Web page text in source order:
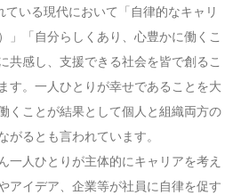
いる現代において「自律的なキャリ
」「自分らしくあり、心豊かに働くこ
共感し、支援できる社会を皆で創るこ
す。一人ひとりが幸せであることを大
くことが結果として個人と組織両方の
がるとも言われています。
人ひとりが主体的にキャリアを考え
アイデア、企業等が社員に自律を促す